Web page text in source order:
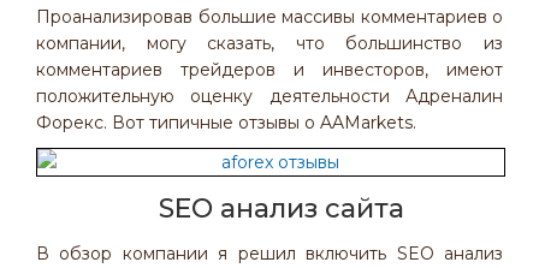
Проанализировав большие массивы комментариев о
компании, могу сказать, что большинство из
комментариев трейдеров и инвесторов, имеют
положительную оценку деятельности Адреналин
Форекс. Вот типичные отзывы о AAMarkets.
SEO анализ сайта
В обзор компании я решил включить SEO анализ